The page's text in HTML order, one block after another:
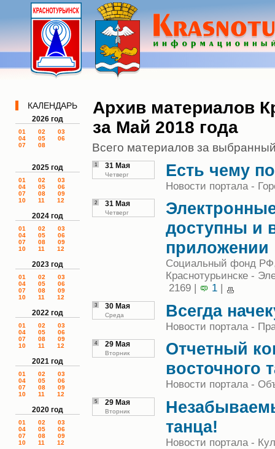
КАЛЕНДАРЬ
2026 год
01 02
03
04
05
06
07
08
2025 год
01 02
03
04
05
06
07
08
09
10
11 12
2024 год
01 02
03
04
05
06
07
08
09
10
11 12
2023 год
01 02
03
04
05
06
07
08
09
10
11 12
2022 год
01 02
03
04
05
06
07
08
09
10
11 12
2021 год
01 02
03
04
05
06
07
08
09
10
11 12
2020 год
01 02
03
04
05
06
07
08
09
10
11 12
Архив материалов
за Май 2018 года
Всего материалов за
1 31 Мая
Четверг Есть чему
Новости портала -
2 31 Мая
Четверг
доступны и
приложении
Социальный фонд
Краснотурьинске -
2169 |
1
3 30 Мая
Среда Всегда
Новости портала -
4 29 Мая
Вторник
Отчетный
восточного
Новости портала -
5 29 Мая
Вторник
танца!
Новости портала -